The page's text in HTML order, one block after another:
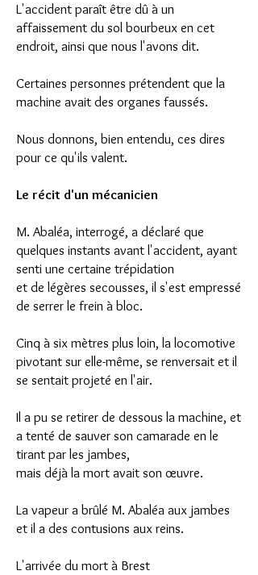
L'accident paraît être dû à un
affaissement du sol bourbeux en cet
endroit, ainsi que nous l'avons dit.
Certaines personnes prétendent que la
machine avait des organes faussés.
Nous donnons, bien entendu, ces dires
pour ce qu'ils valent.
Le récit d'un mécanicien
M. Abaléa, interrogé, a déclaré que
quelques instants avant l'accident, ayant
senti une certaine trépidation
et de légères secousses, il s'est empressé
de serrer le frein à bloc.
Cinq à six mètres plus loin, la locomotive
pivotant sur elle-même, se renversait et il
se sentait projeté en l'air.
Il a pu se retirer de dessous la machine, et
a tenté de sauver son camarade en le
tirant par les jambes,
mais déjà la mort avait son œuvre.
La vapeur a brûlé M. Abaléa aux jambes
et il a des contusions aux reins.
L'arrivée du mort à Brest